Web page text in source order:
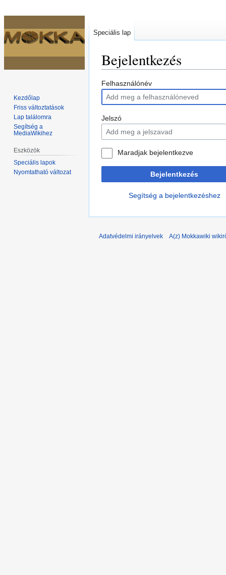
Bejelentkezés
Ugrás
navigációhoz
Ugrás
kereséshez
Felhasználónév
Jelszó
Maradjak bejelentkezve
Bejelentkezés
Segítség a bejelentkezéshez
Speciális lap
Kezdőlap
Friss változtatások
Lap találomra
Segítség a
MediaWikihez
Eszközök
Speciális lapok
Nyomtatható változat
Adatvédelmi irányelvek A(z) Mokkawiki